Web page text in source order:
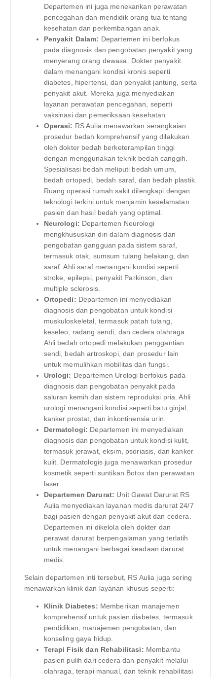
Departemen ini juga menekankan perawatan
pencegahan dan mendidik orang tua tentang
kesehatan dan perkembangan anak.
Penyakit Dalam: Departemen ini berfokus
pada diagnosis dan pengobatan penyakit yang
menyerang orang dewasa. Dokter penyakit
dalam menangani kondisi kronis seperti
diabetes, hipertensi, dan penyakit jantung, serta
penyakit akut. Mereka juga menyediakan
layanan perawatan pencegahan, seperti
vaksinasi dan pemeriksaan kesehatan.
Operasi: RS Aulia menawarkan serangkaian
prosedur bedah komprehensif yang dilakukan
oleh dokter bedah berketerampilan tinggi
dengan menggunakan teknik bedah canggih.
Spesialisasi bedah meliputi bedah umum,
bedah ortopedi, bedah saraf, dan bedah plastik.
Ruang operasi rumah sakit dilengkapi dengan
teknologi terkini untuk menjamin keselamatan
pasien dan hasil bedah yang optimal.
Neurologi: Departemen Neurologi
mengkhususkan diri dalam diagnosis dan
pengobatan gangguan pada sistem saraf,
termasuk otak, sumsum tulang belakang, dan
saraf. Ahli saraf menangani kondisi seperti
stroke, epilepsi, penyakit Parkinson, dan
multiple sclerosis.
Ortopedi: Departemen ini menyediakan
diagnosis dan pengobatan untuk kondisi
muskuloskeletal, termasuk patah tulang,
keseleo, radang sendi, dan cedera olahraga.
Ahli bedah ortopedi melakukan penggantian
sendi, bedah artroskopi, dan prosedur lain
untuk memulihkan mobilitas dan fungsi.
Urologi: Departemen Urologi berfokus pada
diagnosis dan pengobatan penyakit pada
saluran kemih dan sistem reproduksi pria. Ahli
urologi menangani kondisi seperti batu ginjal,
kanker prostat, dan inkontinensia urin.
Dermatologi: Departemen ini menyediakan
diagnosis dan pengobatan untuk kondisi kulit,
termasuk jerawat, eksim, psoriasis, dan kanker
kulit. Dermatologis juga menawarkan prosedur
kosmetik seperti suntikan Botox dan perawatan
laser.
Departemen Darurat: Unit Gawat Darurat RS
Aulia menyediakan layanan medis darurat 24/7
bagi pasien dengan penyakit akut dan cedera.
Departemen ini dikelola oleh dokter dan
perawat darurat berpengalaman yang terlatih
untuk menangani berbagai keadaan darurat
medis.
Selain departemen inti tersebut, RS Aulia juga sering
menawarkan klinik dan layanan khusus seperti:
Klinik Diabetes: Memberikan manajemen
komprehensif untuk pasien diabetes, termasuk
pendidikan, manajemen pengobatan, dan
konseling gaya hidup.
Terapi Fisik dan Rehabilitasi: Membantu
pasien pulih dari cedera dan penyakit melalui
olahraga, terapi manual, dan teknik rehabilitasi